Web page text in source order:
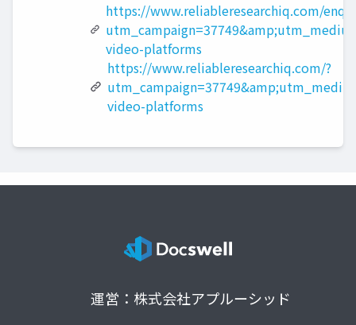
https://www.reliableresearchiq.com/
video-platforms
https://www.reliableresearchiq.com/?
video-platforms
運営：株式会社アプルーシッド